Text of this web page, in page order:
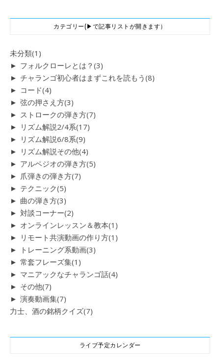
カテゴリー(▶で記事リストが開きます）
未分類(1)
► フォルクローレとは？ (3)
► チャランゴ初心者はまずこれを読もう (8)
► コード(4)
► 弦の押さえ方(3)
► ストロークの弾き方(7)
► リズム解説2/4系(17)
► リズム解説6/8系(9)
► リズム解説その他(4)
► アルペジオの弾き方(5)
► 爪弾きの弾き方(7)
► テクニック(5)
► 曲の弾き方(3)
► 対談コーナー(2)
► オンラインレッスン＆教本(1)
► リモート共演動画の作り方(1)
►
トレーニング系動画(3)
► 常套フレーズ集(1)
► マニアックなチャランゴ話(4)
► その他(7)
► 演奏動画集(7)
力士、酒の銘柄クイズ(7)
ライブ予定カレンダー